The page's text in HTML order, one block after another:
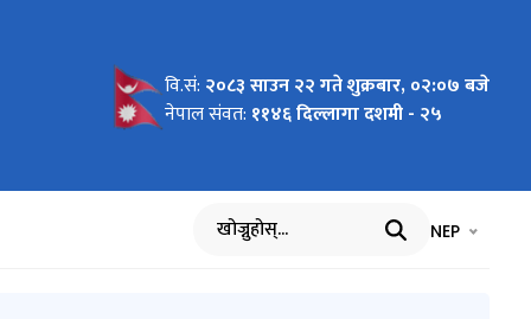
वि.सं: २०८३ साउन २२ गते शुक्रबार, ०२:०७ बजे
नेपाल संवत: ११४६ दिल्लागा दशमी - २५
खोज्नुहोस् भाषा चयन
NEP